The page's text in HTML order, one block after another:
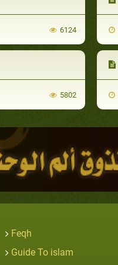
6124
5802
Feqh
Guide To islam